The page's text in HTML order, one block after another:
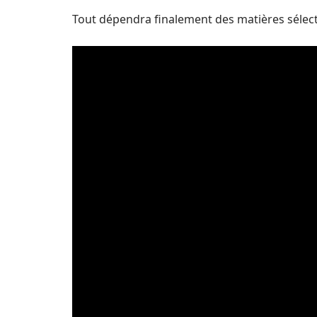
Tout dépendra finalement des matières